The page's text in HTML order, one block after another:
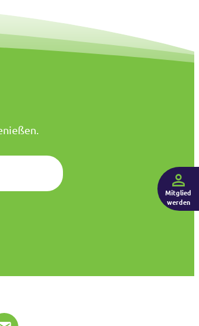
Mitglied
werden